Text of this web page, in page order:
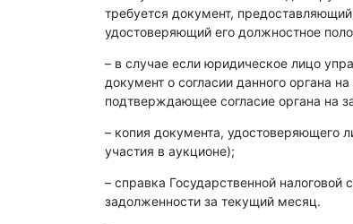
требуется документ,
удостоверяющий его должностное
– в случае если юридическое лицо
документ о согласии данного органа
подтверждающее согласие органа на
– копия документа, удостоверяющего
участия в аукционе);
– справка Государственной
задолженности за текущий месяц.